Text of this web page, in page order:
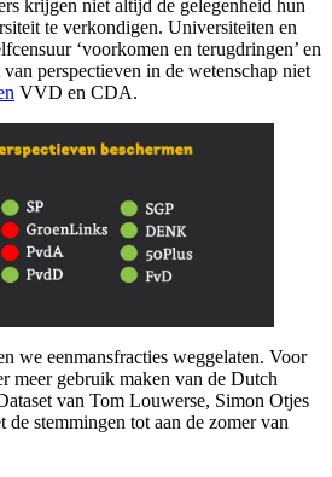
krijgen niet altijd de gelegenheid hun
te verkondigen. Universiteiten en
‘voorkomen en terugdringen’ en
perspectieven in de wetenschap niet
VVD en CDA.
we eenmansfracties weggelaten. Voor
meer gebruik maken van de Dutch
van Tom Louwerse, Simon Otjes
stemmingen tot aan de zomer van